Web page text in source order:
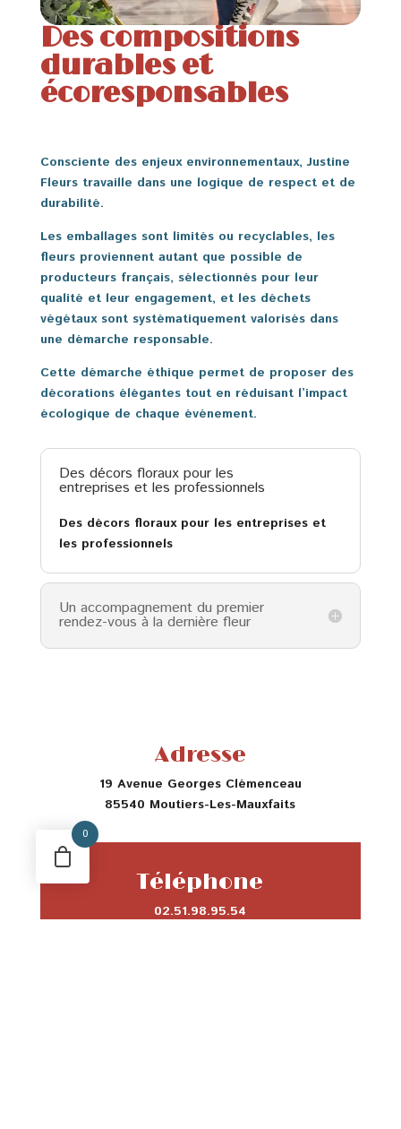
Des compositions
durables et
écoresponsables
Consciente des enjeux environnementaux, Justine
Fleurs travaille dans une logique de respect et de
durabilité.
Les emballages sont limités ou recyclables, les
fleurs proviennent autant que possible de
producteurs français, sélectionnés pour leur
qualité et leur engagement, et les déchets
végétaux sont systématiquement valorisés dans
une démarche responsable.
Cette démarche éthique permet de proposer des
décorations élégantes tout en réduisant l’impact
écologique de chaque événement.
Des décors floraux pour les
entreprises et les professionnels
Des décors floraux pour les entreprises et
les professionnels
Un accompagnement du premier
rendez-vous à la dernière fleur
Adresse
19 Avenue Georges Clémenceau
85540 Moutiers-Les-Mauxfaits
Téléphone
02.51.98.95.54
0